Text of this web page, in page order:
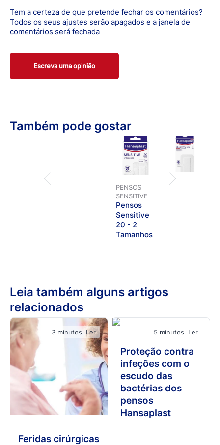
Tem a certeza de que pretende fechar os comentários?
Todos os seus ajustes serão apagados e a janela de
comentários será fechada
Escreva uma opinião
Também pode gostar
PENSOS
SENSITIVE
Pensos
Sensitive
20 - 2
Tamanhos
Leia também alguns artigos
relacionados
Feridas cirúrgicas
3 minutos. Ler
Proteção contra
infeções com o
escudo das
bactérias dos
pensos
Hansaplast
5 minutos. Ler